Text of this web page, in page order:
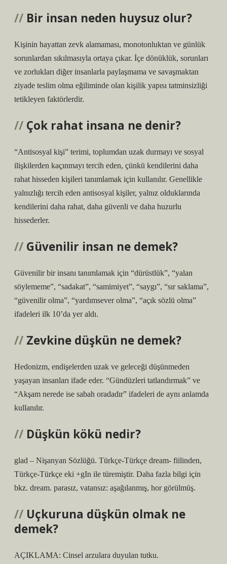
Bir insan neden huysuz olur?
Kişinin hayattan zevk alamaması, monotonluktan ve günlük
sorunlardan sıkılmasıyla ortaya çıkar. İçe dönüklük, sorunları
ve zorlukları diğer insanlarla paylaşmama ve savaşmaktan
ziyade teslim olma eğiliminde olan kişilik yapısı tatminsizliği
tetikleyen faktörlerdir.
Çok rahat insana ne denir?
“Antisosyal kişi” terimi, toplumdan uzak durmayı ve sosyal
ilişkilerden kaçınmayı tercih eden, çünkü kendilerini daha
rahat hisseden kişileri tanımlamak için kullanılır. Genellikle
yalnızlığı tercih eden antisosyal kişiler, yalnız olduklarında
kendilerini daha rahat, daha güvenli ve daha huzurlu
hissederler.
Güvenilir insan ne demek?
Güvenilir bir insanı tanımlamak için “dürüstlük”, “yalan
söylememe”, “sadakat”, “samimiyet”, “saygı”, “sır saklama”,
“güvenilir olma”, “yardımsever olma”, “açık sözlü olma”
ifadeleri ilk 10’da yer aldı.
Zevkine düşkün ne demek?
Hedonizm, endişelerden uzak ve geleceği düşünmeden
yaşayan insanları ifade eder. “Gündüzleri tatlandırmak” ve
“Akşam nerede ise sabah oradadır” ifadeleri de aynı anlamda
kullanılır.
Düşkün kökü nedir?
glad – Nişanyan Sözlüğü. Türkçe-Türkçe dream- fiilinden,
Türkçe-Türkçe eki +gIn ile türemiştir. Daha fazla bilgi için
bkz. dream. parasız, vatansız: aşağılanmış, hor görülmüş.
Uçkuruna düşkün olmak ne
demek?
AÇIKLAMA: Cinsel arzulara duyulan tutku.